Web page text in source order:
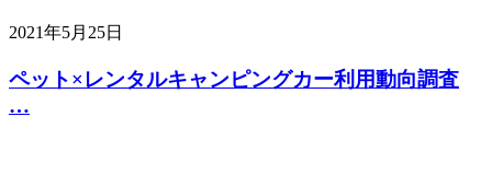
2021年5月25日
ペット×レンタルキャンピングカー利用動向調査
…